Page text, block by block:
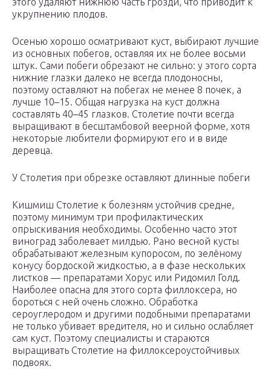
укрупнению плодов.
Осенью хорошо осматривают куст, выбирают лучшие
из основных побегов, оставляя их не более восьми
штук. Сами побеги обрезают не сильно: у этого сорта
нижние глазки далеко не всегда плодоносны,
поэтому оставляют на побегах не менее 8 почек, а
лучше 10–15. Общая нагрузка на куст должна
составлять 40–45 глазков. Столетие почти всегда
выращивают в бесштамбовой веерной форме, хотя
некоторые любители формируют его и в виде
деревца.
У Столетия при обрезке оставляют длинные побеги
Кишмиш Столетие к болезням устойчив средне,
поэтому минимум три профилактических
опрыскивания необходимы. Особенно часто этот
виноград заболевает милдью. Рано весной кусты
обрабатывают железным купоросом, по зелёному
конусу бордоской жидкостью, а в фазе нескольких
листков — препаратами Хорус или Ридомил Голд.
Наиболее опасна для этого сорта филлоксера, но
бороться с ней очень сложно. Обработка
сероуглеродом и другими подобными препаратами
не только убивает вредителя, но и сильно ослабляет
сам куст. Поэтому специалисты и стараются
выращивать Столетие на филлоксероустойчивых
подвоях.